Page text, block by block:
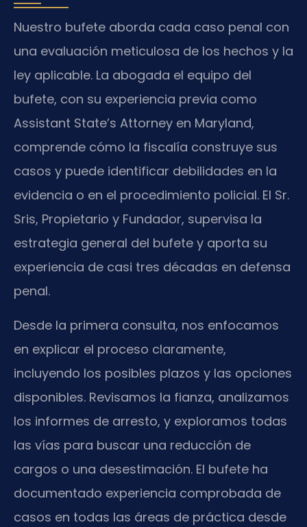
Nuestro bufete aborda cada caso penal con
una evaluación meticulosa de los hechos y la
ley aplicable. La abogada el equipo del
bufete, con su experiencia previa como
Assistant State’s Attorney en Maryland,
comprende cómo la fiscalía construye sus
casos y puede identificar debilidades en la
evidencia o en el procedimiento policial. El Sr.
Sris, Propietario y Fundador, supervisa la
estrategia general del bufete y aporta su
experiencia de casi tres décadas en defensa
penal.
Desde la primera consulta, nos enfocamos
en explicar el proceso claramente,
incluyendo los posibles plazos y las opciones
disponibles. Revisamos la fianza, analizamos
los informes de arresto, y exploramos todas
las vías para buscar una reducción de
cargos o una desestimación. El bufete ha
documentado experiencia comprobada de
casos en todas las áreas de práctica desde